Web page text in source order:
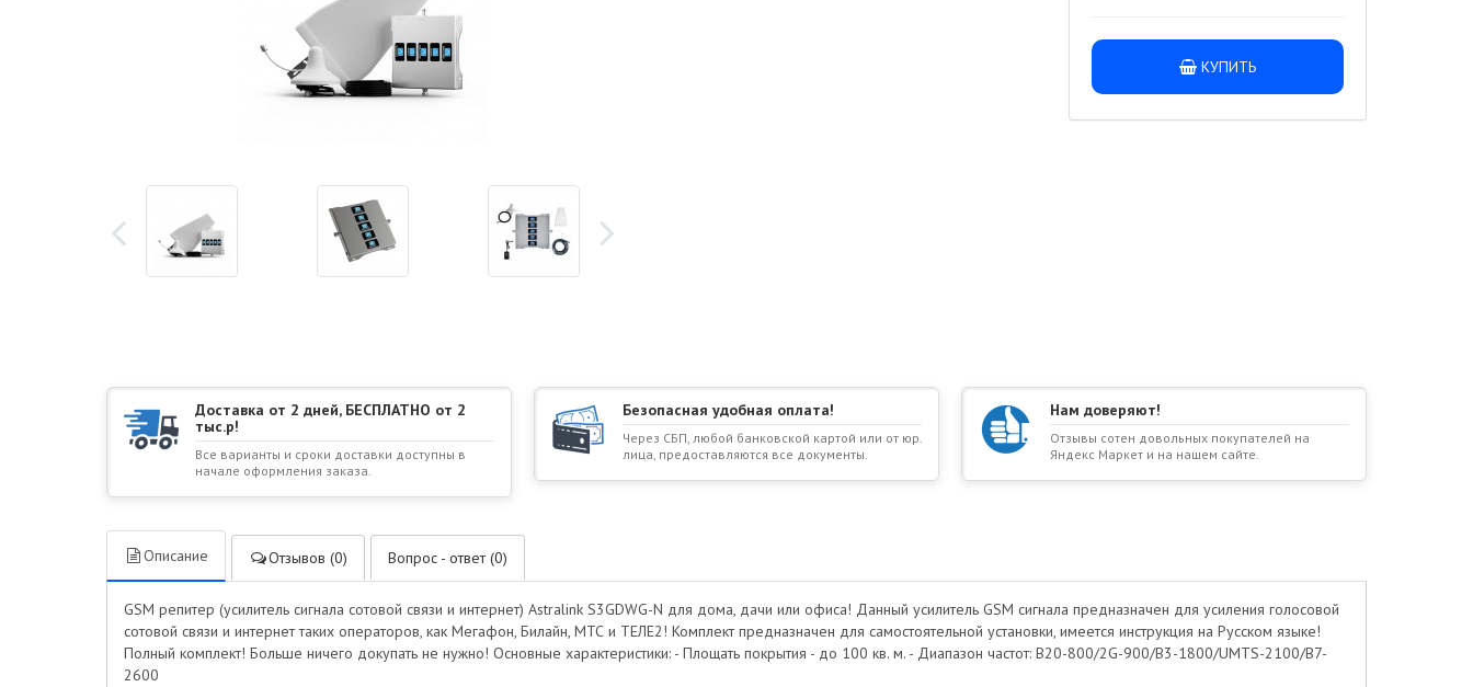
КУПИТЬ
Доставка от 2 дней, БЕСПЛАТНО от 2
тыс.р!
Все варианты и сроки доставки доступны в
начале оформления заказа.
Безопасная удобная оплата!
Через СБП, любой банковской картой или от юр.
лица, предоставляются все документы.
Нам доверяют!
Отзывы сотен довольных покупателей на
Яндекс Маркет и на нашем сайте.
Описание Отзывов (0) Вопрос - ответ (0)
GSM репитер (усилитель сигнала сотовой связи и интернет) Astralink S3GDWG-N для дома, дачи или офиса! Данный усилитель GSM сигнала предназначен для усиления голосовой
сотовой связи и интернет таких операторов, как Мегафон, Билайн, МТС и ТЕЛЕ2! Комплект предназначен для самостоятельной установки, имеется инструкция на Русском языке!
Полный комплект! Больше ничего докупать не нужно! Основные характеристики: - Площать покрытия - до 100 кв. м. - Диапазон частот: B20-800/2G-900/B3-1800/UMTS-2100/B7-
2600